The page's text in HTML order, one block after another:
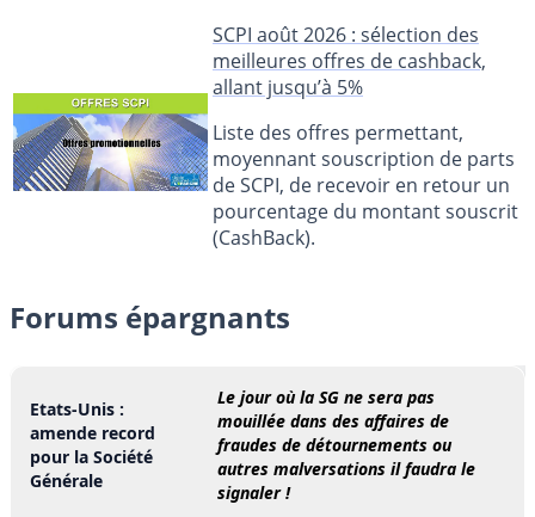
SCPI août 2026 : sélection des
meilleures offres de cashback,
allant jusqu’à 5%
Liste des offres permettant,
moyennant souscription de parts
de SCPI, de recevoir en retour un
pourcentage du montant souscrit
(CashBack).
Forums épargnants
Etats-Unis :
amende record
pour la Société
Générale
Le jour où la SG ne sera pas
mouillée dans des affaires de
fraudes de détournements ou
autres malversations il faudra le
signaler !